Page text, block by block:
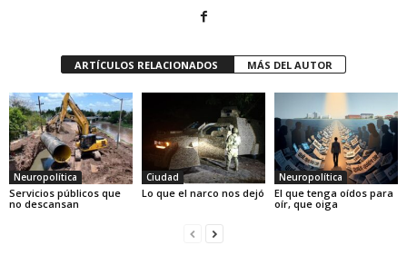
ARTÍCULOS RELACIONADOS MÁS DEL AUTOR
Neuropolítica
Servicios públicos que
no descansan
Ciudad
Lo que el narco nos dejó
Neuropolítica
El que tenga oídos para
oír, que oiga